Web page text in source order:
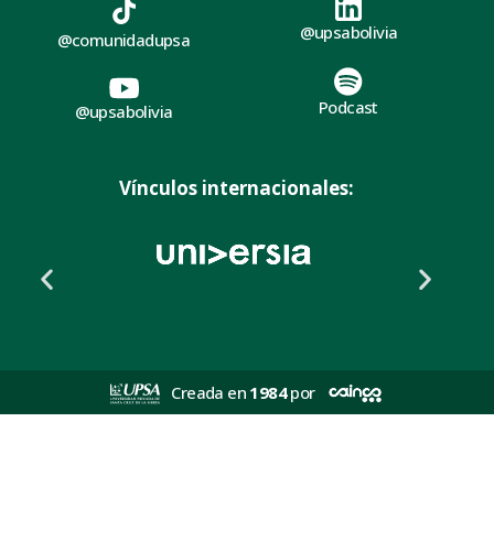
@comunidadupsa
@upsabolivia
@upsabolivia
Podcast
Vínculos internacionales:
Creada en 1984por